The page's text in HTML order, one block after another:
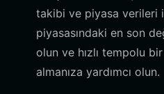
takibi ve piyasa verileri
piyasasındaki en son
olun ve hızlı tempolu
almanıza yardımcı olun.